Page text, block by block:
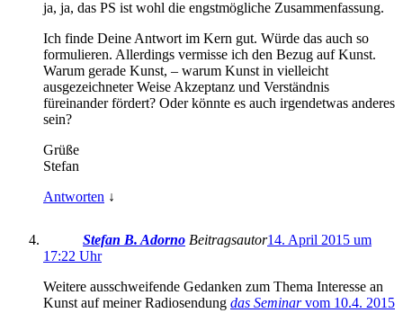
ja, ja, das PS ist wohl die engstmögliche Zusammenfassung.
Ich finde Deine Antwort im Kern gut. Würde das auch so
formulieren. Allerdings vermisse ich den Bezug auf Kunst.
Warum gerade Kunst, – warum Kunst in vielleicht
ausgezeichneter Weise Akzeptanz und Verständnis
füreinander fördert? Oder könnte es auch irgendetwas anderes
sein?
Grüße
Stefan
Antworten ↓
Stefan B. Adorno Beitragsautor14. April 2015 um
17:22 Uhr
Weitere ausschweifende Gedanken zum Thema Interesse an
Kunst auf meiner Radiosendung das Seminarvom 10.4. 2015